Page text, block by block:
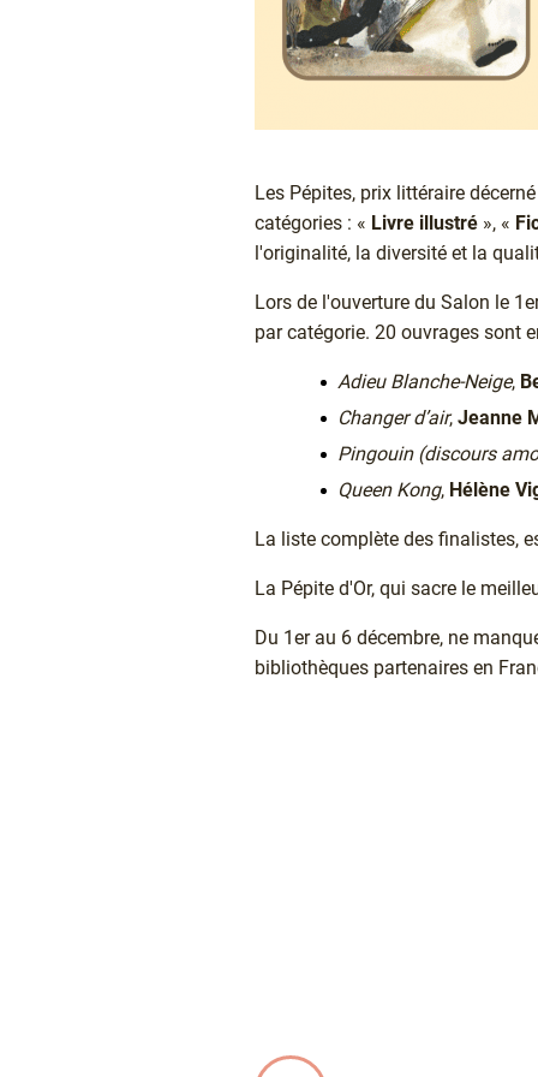
Texte
Les Pépites, prix littéraire
catégories : « Livre illustré », «
l'originalité, la diversité et la
Lors de l'ouverture du Salon le
par catégorie. 20 ouvrages sont
Adieu Blanche-Neige,
Changer d’air, Jeanne
Pingouin (discours
Queen Kong, Hélène
La liste complète des finalistes,
La Pépite d'Or, qui sacre le
Du 1er au 6 décembre, ne
bibliothèques partenaires en